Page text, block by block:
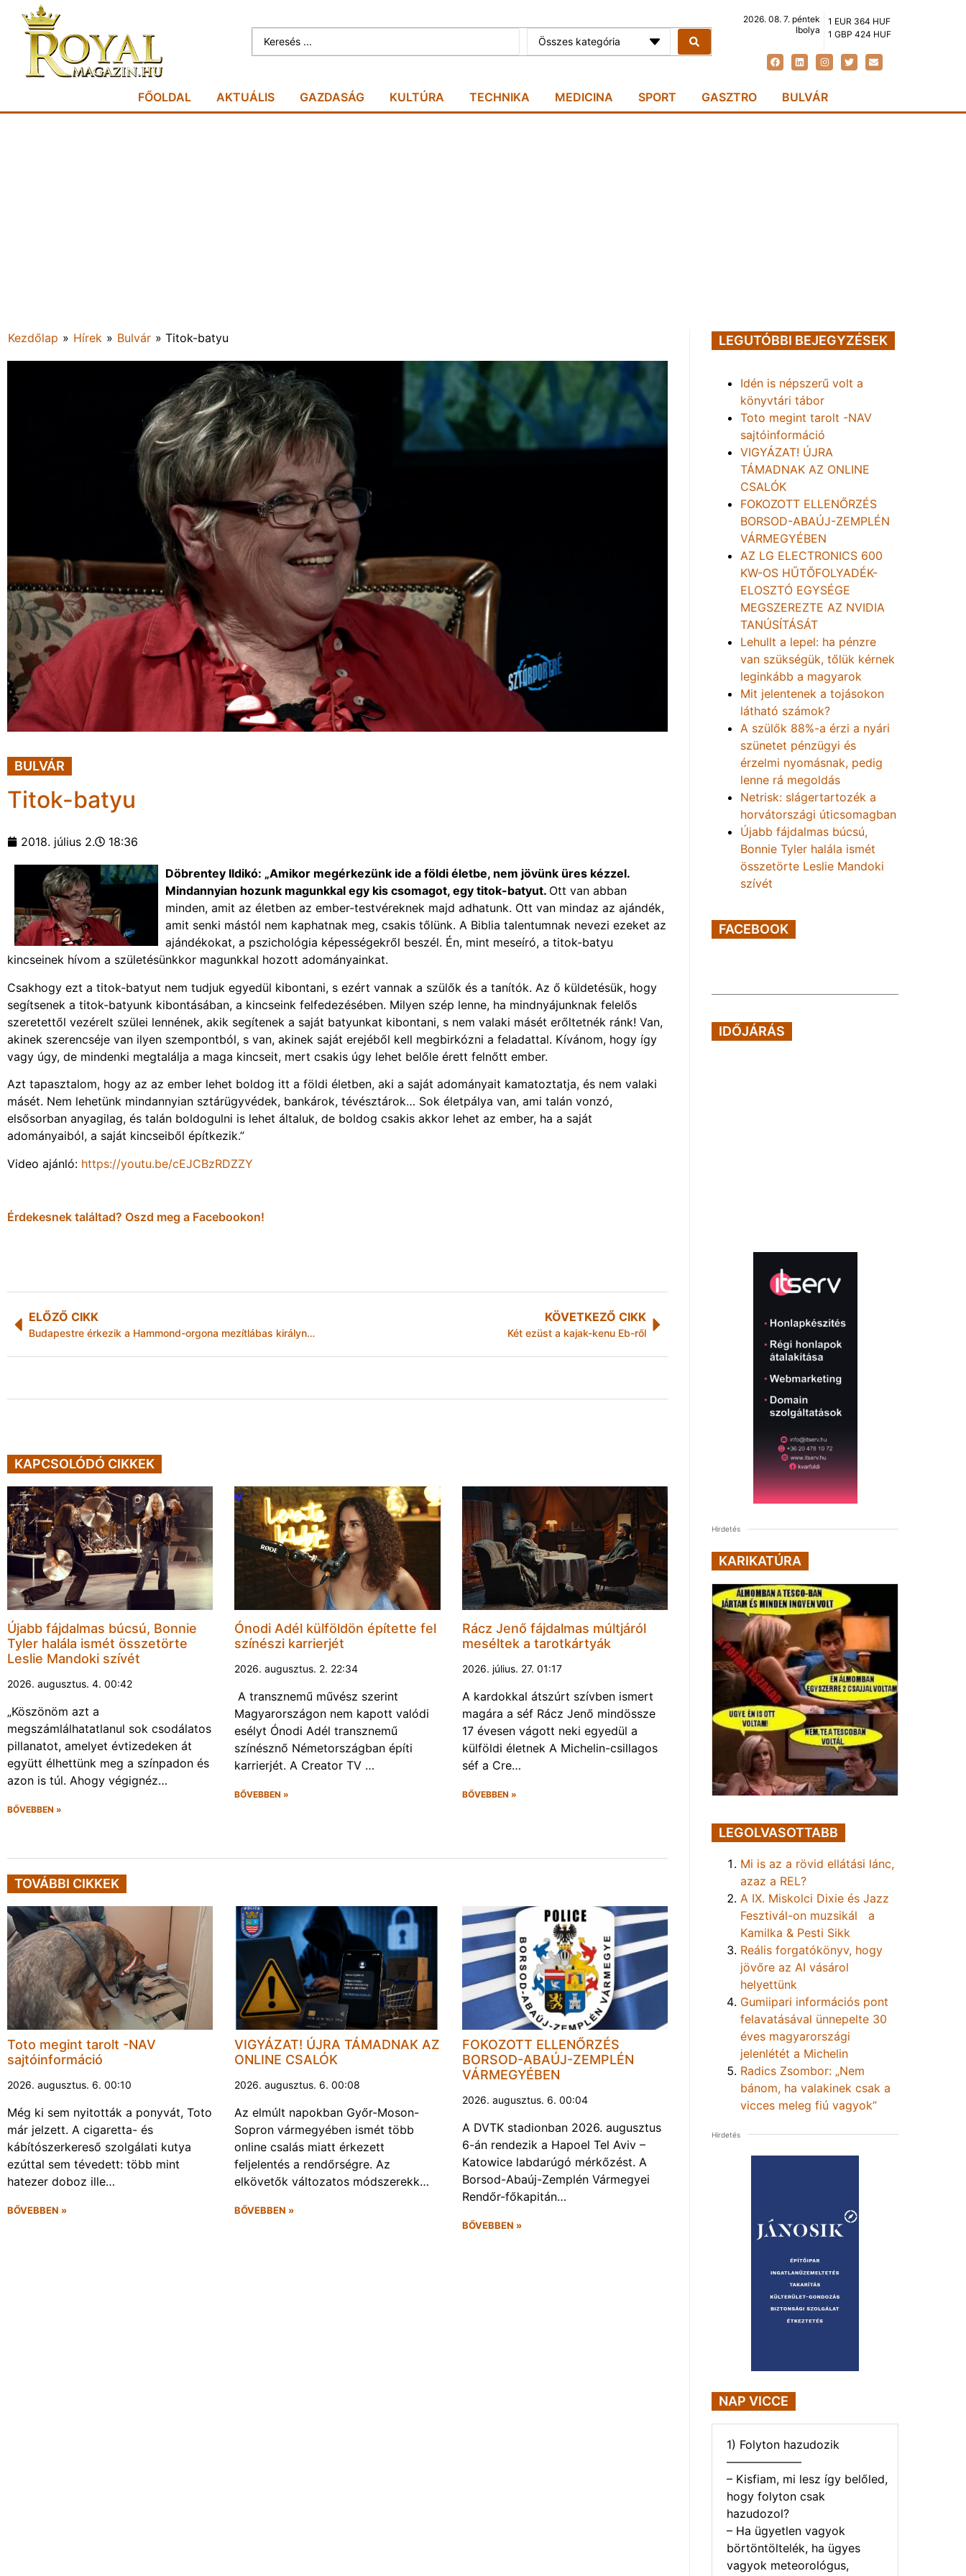
Összes kategória
2026. 08. 7. péntek
Ibolya
1 EUR 364 HUF
1 GBP 424 HUF
FŐOLDAL AKTUÁLIS GAZDASÁG KULTÚRA TECHNIKA MEDICINA SPORT GASZTRO BULVÁR
Kezdőlap » Hírek » Bulvár » Titok-batyu
BULVÁR
Titok-batyu
2018. július 2. 18:36
Döbrentey Ildikó: „Amikor megérkezünk ide a földi életbe, nem jövünk üres kézzel.
Mindannyian hozunk magunkkal egy kis csomagot, egy titok-batyut. Ott van abban
minden, amit az életben az ember-testvéreknek majd adhatunk. Ott van mindaz az ajándék,
amit senki mástól nem kaphatnak meg, csakis tőlünk. A Biblia talentumnak nevezi ezeket az
ajándékokat, a pszichológia képességekről beszél. Én, mint meseíró, a titok-batyu
kincseinek hívom a születésünkkor magunkkal hozott adományainkat.
Csakhogy ezt a titok-batyut nem tudjuk egyedül kibontani, s ezért vannak a szülők és a tanítók. Az ő küldetésük, hogy
segítsenek a titok-batyunk kibontásában, a kincseink felfedezésében. Milyen szép lenne, ha mindnyájunknak felelős
szeretettől vezérelt szülei lennének, akik segítenek a saját batyunkat kibontani, s nem valaki másét erőltetnék ránk! Van,
akinek szerencséje van ilyen szempontból, s van, akinek saját erejéből kell megbirkózni a feladattal. Kívánom, hogy így
vagy úgy, de mindenki megtalálja a maga kincseit, mert csakis úgy lehet belőle érett felnőtt ember.
Azt tapasztalom, hogy az az ember lehet boldog itt a földi életben, aki a saját adományait kamatoztatja, és nem valaki
másét. Nem lehetünk mindannyian sztárügyvédek, bankárok, tévésztárok… Sok életpálya van, ami talán vonzó,
elsősorban anyagilag, és talán boldogulni is lehet általuk, de boldog csakis akkor lehet az ember, ha a saját
adományaiból, a saját kincseiből építkezik.”
Video ajánló: https://youtu.be/cEJCBzRDZZY
Érdekesnek találtad? Oszd meg a Facebookon!
ELŐZŐ CIKK
Budapestre érkezik a Hammond-orgona mezítlábas királynője
KÖVETKEZŐ CIKK
Két ezüst a kajak-kenu Eb-ről
KAPCSOLÓDÓ CIKKEK
Újabb fájdalmas búcsú, Bonnie
Tyler halála ismét összetörte
Leslie Mandoki szívét
2026. augusztus. 4. 00:42
„Köszönöm azt a
megszámlálhatatlanul sok csodálatos
pillanatot, amelyet évtizedeken át
együtt élhettünk meg a színpadon és
azon is túl. Ahogy végignéz…
BŐVEBBEN »
Ónodi Adél külföldön építette fel
színészi karrierjét
2026. augusztus. 2. 22:34
A transznemű művész szerint
Magyarországon nem kapott valódi
esélyt Ónodi Adél transznemű
színésznő Németországban építi
karrierjét. A Creator TV …
BŐVEBBEN »
Rácz Jenő fájdalmas múltjáról
meséltek a tarotkártyák
2026. július. 27. 01:17
A kardokkal átszúrt szívben ismert
magára a séf Rácz Jenő mindössze
17 évesen vágott neki egyedül a
külföldi életnek A Michelin-csillagos
séf a Cre…
BŐVEBBEN »
TOVÁBBI CIKKEK
Toto megint tarolt -NAV
sajtóinformáció
2026. augusztus. 6. 00:10
Még ki sem nyitották a ponyvát, Toto
már jelzett. A cigaretta- és
kábítószerkereső szolgálati kutya
ezúttal sem tévedett: több mint
hatezer doboz ille…
BŐVEBBEN »
VIGYÁZAT! ÚJRA TÁMADNAK AZ
ONLINE CSALÓK
2026. augusztus. 6. 00:08
Az elmúlt napokban Győr-Moson-
Sopron vármegyében ismét több
online csalás miatt érkezett
feljelentés a rendőrségre. Az
elkövetők változatos módszerekk…
BŐVEBBEN »
FOKOZOTT ELLENŐRZÉS
BORSOD-ABAÚJ-ZEMPLÉN
VÁRMEGYÉBEN
2026. augusztus. 6. 00:04
A DVTK stadionban 2026. augusztus
6-án rendezik a Hapoel Tel Aviv –
Katowice labdarúgó mérkőzést. A
Borsod-Abaúj-Zemplén Vármegyei
Rendőr-főkapitán…
BŐVEBBEN »
LEGUTÓBBI BEJEGYZÉSEK
Idén is népszerű volt a
könyvtári tábor
Toto megint tarolt -NAV
sajtóinformáció
VIGYÁZAT! ÚJRA
TÁMADNAK AZ ONLINE
CSALÓK
FOKOZOTT ELLENŐRZÉS
BORSOD-ABAÚJ-ZEMPLÉN
VÁRMEGYÉBEN
AZ LG ELECTRONICS 600
KW-OS HŰTŐFOLYADÉK-
ELOSZTÓ EGYSÉGE
MEGSZEREZTE AZ NVIDIA
TANÚSÍTÁSÁT
Lehullt a lepel: ha pénzre
van szükségük, tőlük kérnek
leginkább a magyarok
Mit jelentenek a tojásokon
látható számok?
A szülők 88%-a érzi a nyári
szünetet pénzügyi és
érzelmi nyomásnak, pedig
lenne rá megoldás
Netrisk: slágertartozék a
horvátországi úticsomagban
Újabb fájdalmas búcsú,
Bonnie Tyler halála ismét
összetörte Leslie Mandoki
szívét
FACEBOOK
IDŐJÁRÁS
Hirdetés
KARIKATÚRA
LEGOLVASOTTABB
Mi is az a rövid ellátási lánc,
azaz a REL?
A IX. Miskolci Dixie és Jazz
Fesztivál-on muzsikál a
Kamilka & Pesti Sikk
Reális forgatókönyv, hogy
jövőre az AI vásárol
helyettünk
Gumiipari információs pont
felavatásával ünnepelte 30
éves magyarországi
jelenlétét a Michelin
Radics Zsombor: „Nem
bánom, ha valakinek csak a
vicces meleg fiú vagyok”
Hirdetés
NAP VICCE
1) Folyton hazudozik
——————–
– Kisfiam, mi lesz így belőled,
hogy folyton csak
hazudozol?
– Ha ügyetlen vagyok
börtöntöltelék, ha ügyes
vagyok meteorológus,